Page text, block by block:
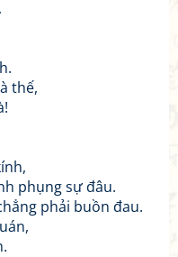
thế,
phụng sự đâu.
phải buồn đau.